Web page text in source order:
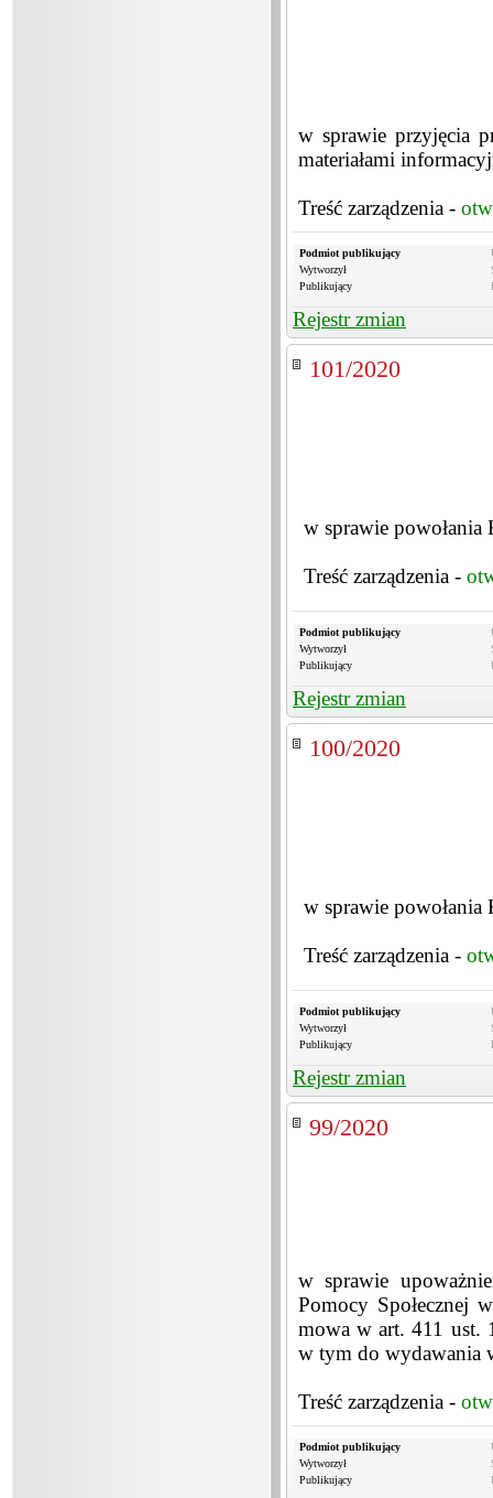
w sprawie przyjęcia
materiałami
Treść zarządzenia -
Podmiot publikujący
Wytworzył
Publikujący
Rejestr zmian
101/2020
w sprawie powołania
Treść zarządzenia -
Podmiot publikujący
Wytworzył
Publikujący
Rejestr zmian
100/2020
w sprawie powołania
Treść zarządzenia -
Podmiot publikujący
Wytworzył
Publikujący
Rejestr zmian
99/2020
w sprawie
Pomocy Społecznej
mowa w art. 411 ust.
w tym do wydawania
Treść zarządzenia -
Podmiot publikujący
Wytworzył
Publikujący